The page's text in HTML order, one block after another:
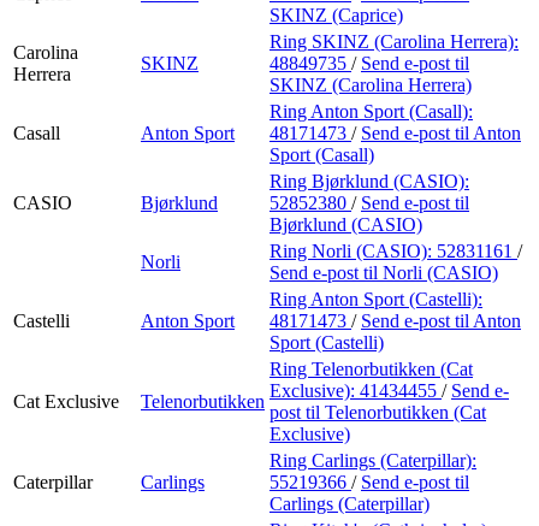
SKINZ (Caprice)
Carolina
Herrera
SKINZ
Ring SKINZ (Carolina Herrera):
48849735 / Send e-post til
SKINZ (Carolina Herrera)
Casall Anton Sport
Ring Anton Sport (Casall):
48171473 / Send e-post til Anton
Sport (Casall)
CASIO Bjørklund
Ring Bjørklund (CASIO):
52852380 / Send e-post til
Bjørklund (CASIO)
Norli
Ring Norli (CASIO): 52831161 /
Send e-post til Norli (CASIO)
Castelli Anton Sport
Ring Anton Sport (Castelli):
48171473 / Send e-post til Anton
Sport (Castelli)
Cat Exclusive Telenorbutikken
Ring Telenorbutikken (Cat
Exclusive): 41434455 / Send e-
post til Telenorbutikken (Cat
Exclusive)
Caterpillar Carlings
Ring Carlings (Caterpillar):
55219366 / Send e-post til
Carlings (Caterpillar)